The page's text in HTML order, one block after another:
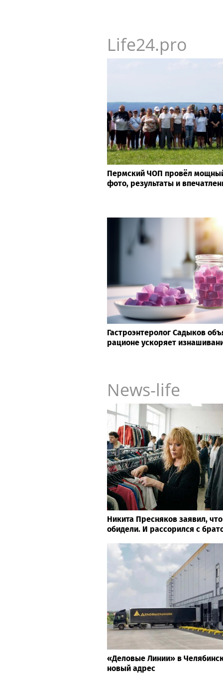
Life24.pro
Пермский ЧОП провёл
фото, результаты и
Гастроэнтеролог Садыков
рационе ускоряет
News-life
Никита Пресняков заявил,
обидели. И рассорился с
«Деловые Линии» в
новый адрес